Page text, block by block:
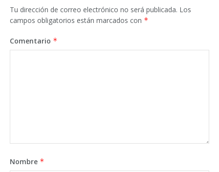
Tu dirección de correo electrónico no será publicada. Los
campos obligatorios están marcados con *
Comentario *
Nombre *